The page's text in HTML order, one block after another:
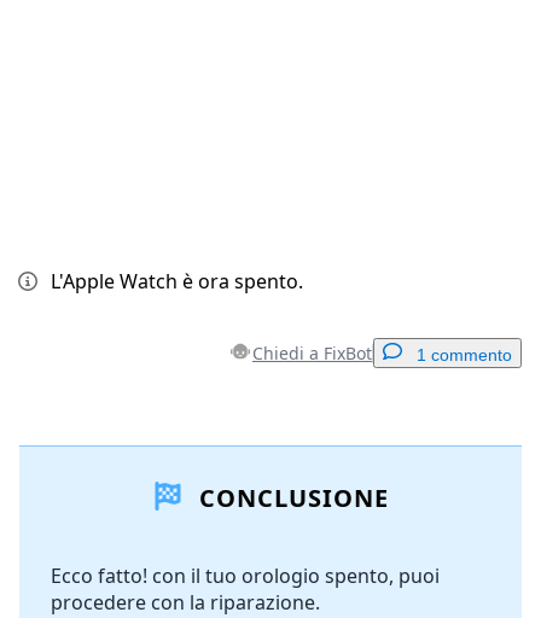
L'Apple Watch è ora spento.
Chiedi a FixBot 1 commento
Aggiungi Commento
Annulla
CONCLUSIONE
Ecco fatto! con il tuo orologio spento, puoi
procedere con la riparazione.